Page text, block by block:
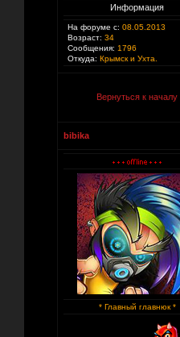
Информация
На форуме с: 08.05.2013
Возраст: 34
Сообщения: 1796
Откуда: Крымск и Ухта.
Вернуться к началу
bibika
* Главный главнюк *